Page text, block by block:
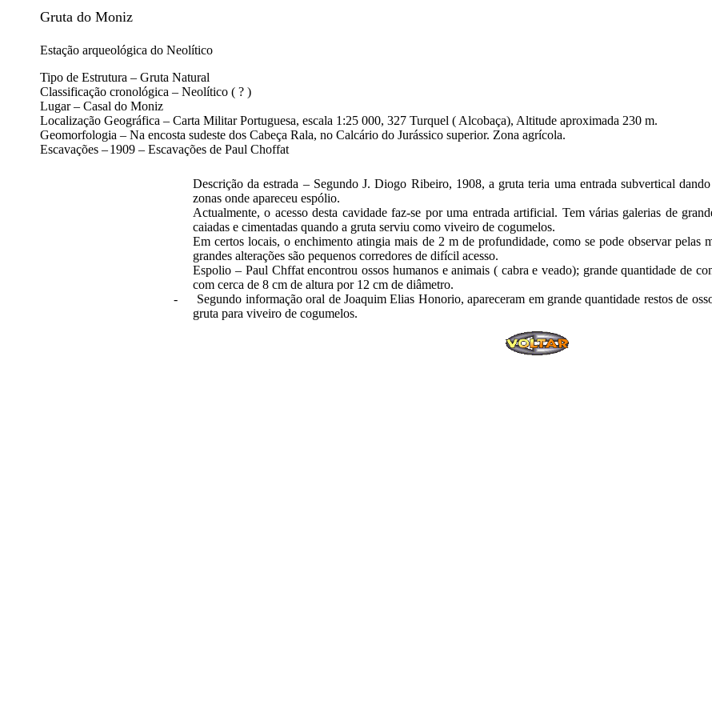
Gruta do Moniz
Estação arqueológica do Neolítico
Tipo de Estrutura – Gruta Natural
Classificação cronológica – Neolítico ( ? )
Lugar – Casal do Moniz
Localização Geográfica – Carta Militar Portuguesa, escala 1:25 000, 327 Turquel ( Alcobaça), Altitude aproximada 230 m.
Geomorfologia – Na encosta sudeste dos Cabeça Rala, no Calcário do Jurássico superior. Zona agrícola.
Escavações –1909 – Escavações de Paul Choffat
Descrição da estrada – Segundo J. Diogo Ribeiro, 1908, a gruta teria uma entrada subvertical
zonas onde apareceu espólio.
Actualmente, o acesso desta cavidade faz-se por uma entrada artificial. Tem várias galerias de
caiadas e cimentadas quando a gruta serviu como viveiro de cogumelos.
Em certos locais, o enchimento atingia mais de 2 m de profundidade, como se pode observar pelas
grandes alterações são pequenos corredores de difícil acesso.
Espolio – Paul Chffat encontrou ossos humanos e animais ( cabra e veado); grande quantidade de
com cerca de 8 cm de altura por 12 cm de diâmetro.
-
Segundo informação oral de Joaquim Elias Honorio, apareceram em grande quantidade restos de
gruta para viveiro de cogumelos.